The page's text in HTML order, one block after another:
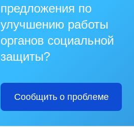
предложения по
улучшению работы
органов социальной
защиты?
Сообщить о проблеме